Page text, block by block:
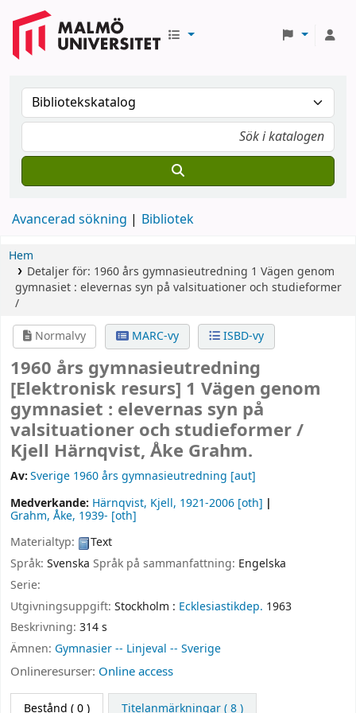
Avancerad sökning Bibliotek
Hem
Detaljer för: 1960 års gymnasieutredning 1 Vägen genom
gymnasiet : elevernas syn på valsituationer och studieformer
/
Normalvy
MARC-vy ISBD-vy
1960 års gymnasieutredning
[Elektronisk resurs] 1 Vägen genom
gymnasiet : elevernas syn på
valsituationer och studieformer /
Kjell Härnqvist, Åke Grahm.
Av:Sverige 1960 års gymnasieutredning [aut]
Medverkande: Härnqvist, Kjell, 1921-2006 [oth]
Grahm, Åke, 1939- [oth]
Materialtyp:
Text
Språk: Svenska Språk på sammanfattning: Engelska
Serie:
Utgivningsuppgift: Stockholm : Ecklesiastikdep. 1963
Beskrivning: 314 s
Ämnen: Gymnasier -- Linjeval -- Sverige
Onlineresurser: Online access
Bestånd ( 0 ) Titelanmärkningar ( 8 )